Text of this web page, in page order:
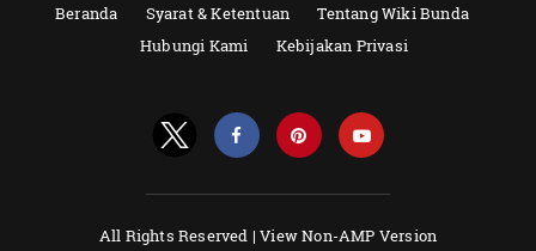
Beranda Syarat & Ketentuan
Tentang Wiki Bunda
Hubungi Kami
Kebijakan Privasi
All Rights Reserved |View Non-AMP Version